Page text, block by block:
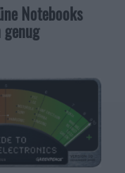
Notebooks